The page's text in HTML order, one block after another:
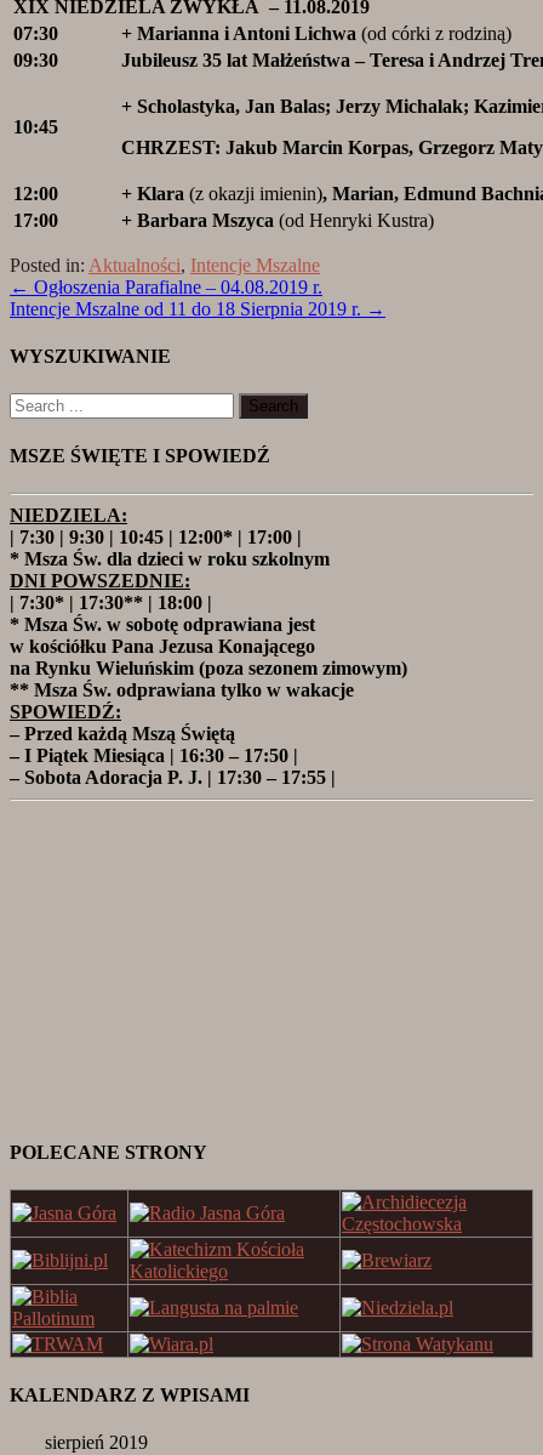
XIX NIEDZIELA ZWYKŁA – 11.08.2019
07:30
+ Marianna i Antoni Lichwa (od córki z rodziną)
09:30
Jubileusz 35 lat Małżeństwa – Teresa i Andrzej
10:45
+ Scholastyka, Jan Balas; Jerzy Michalak;
CHRZEST: Jakub Marcin Korpas, Grzegorz
12:00 + Klara (z okazji imienin), Marian, Edmund
17:00
+ Barbara Mszyca (od Henryki Kustra)
Posted in: Aktualności, Intencje Mszalne
← Ogłoszenia Parafialne – 04.08.2019 r.
Intencje Mszalne od 11 do 18 Sierpnia 2019 r. →
WYSZUKIWANIE
MSZE ŚWIĘTE I SPOWIEDŹ
NIEDZIELA:
| 7:30 | 9:30 | 10:45 | 12:00* | 17:00 |
* Msza Św. dla dzieci w roku szkolnym
DNI POWSZEDNIE:
| 7:30* | 17:30** | 18:00 |
* Msza Św. w sobotę odprawiana jest
w kościółku Pana Jezusa Konającego
na Rynku Wieluńskim (poza sezonem zimowym)
** Msza Św. odprawiana tylko w wakacje
SPOWIEDŹ:
– Przed każdą Mszą Świętą
– I Piątek Miesiąca | 16:30 – 17:50 |
– Sobota Adoracja P. J. | 17:30 – 17:55 |
POLECANE STRONY
KALENDARZ Z WPISAMI
sierpień 2019